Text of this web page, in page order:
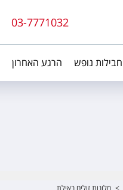
03-7771032
חבילות נופש הרגע האחרון
> מלונות זולים באילת